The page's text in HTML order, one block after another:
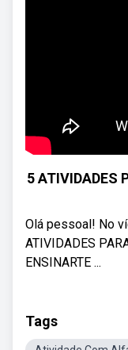
5 ATIVIDADES
Olá pessoal! No
ATIVIDADES
ENSINARTE ...
Tags